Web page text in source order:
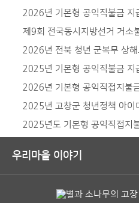
2026년 기본형 공익직불금 지
제9회 전국동시지방선거 거소
2026년 전북 청년 군복무 상
2025년 기본형 공익직불금 지
2026년 기본형 공익직접지불
2025년 고창군 청년정책 아이
2025년도 기본형 공익직접지
우리마을 이야기